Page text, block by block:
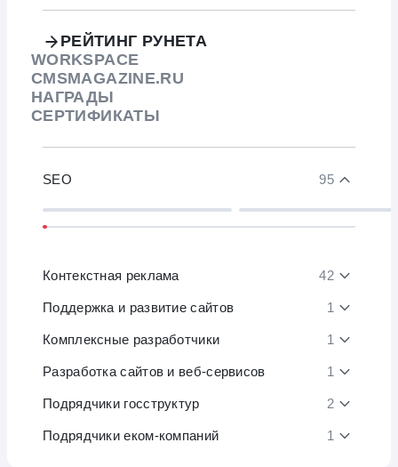
РЕЙТИНГ РУНЕТА
WORKSPACE
CMSMAGAZINE.RU
НАГРАДЫ
СЕРТИФИКАТЫ
SEO 95
Контекстная реклама 42
Поддержка и развитие сайтов 1
Комплексные разработчики 1
Разработка сайтов и веб-сервисов 1
Подрядчики госструктур 2
Подрядчики еком-компаний 1